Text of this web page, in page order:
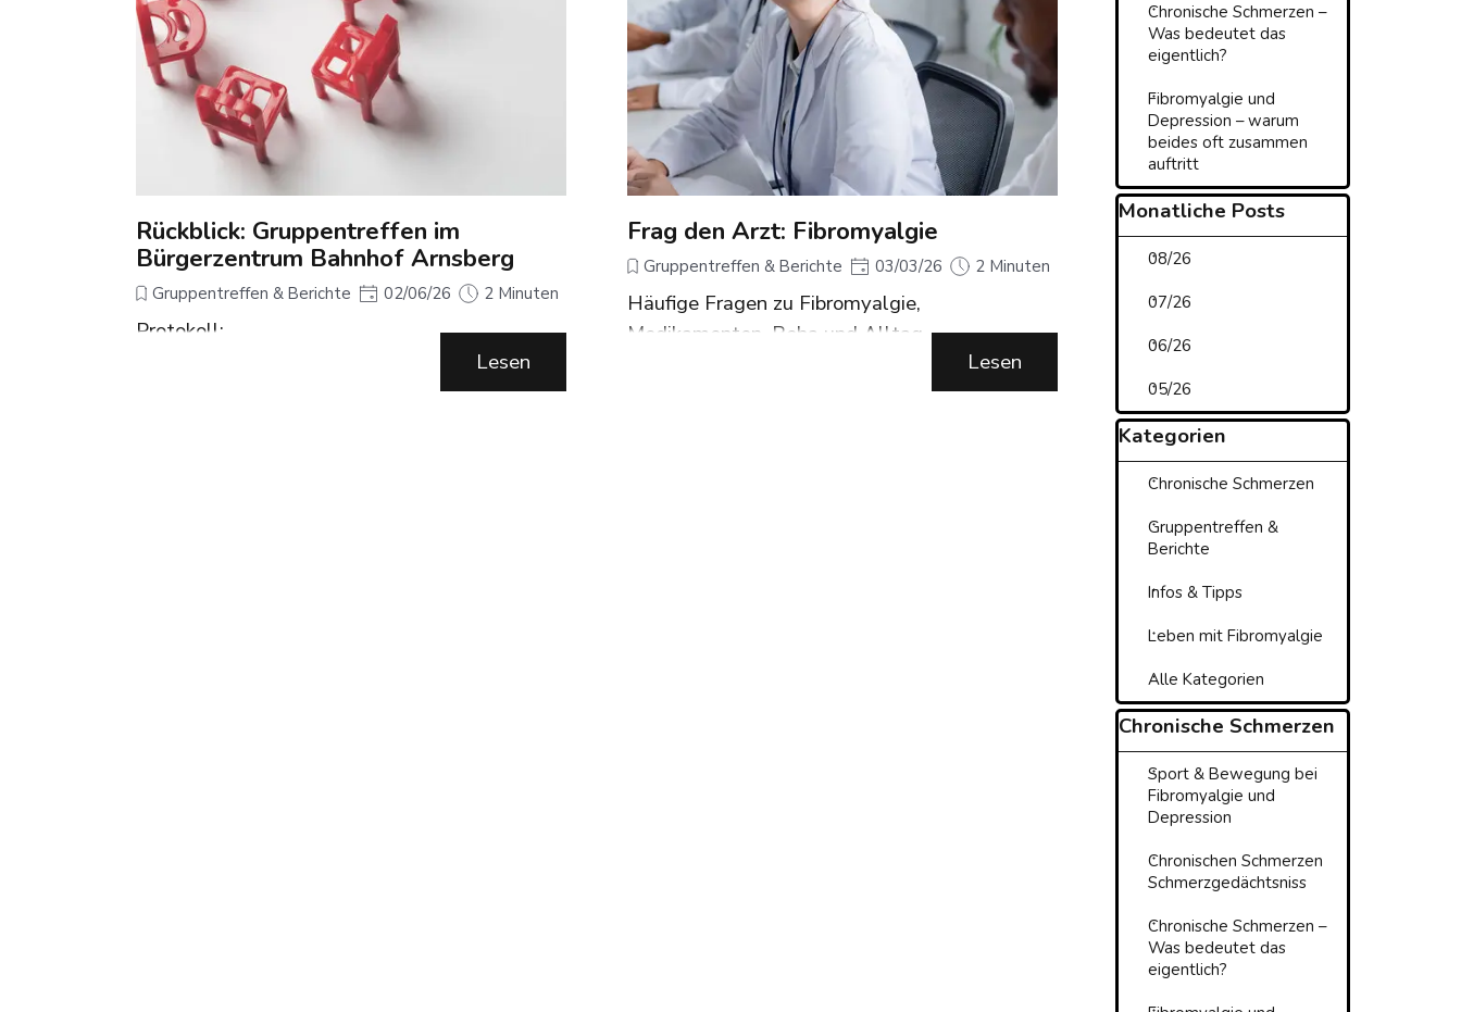
Rückblick: Gruppentreffen im
Bürgerzentrum Bahnhof Arnsberg
Gruppentreffen & Berichte 02/06/26 2 Minuten
Protokoll:
Fibromyalgie-Selbsthilfegruppe - 26.05.2026
Lesen
Frag den Arzt: Fibromyalgie
Gruppentreffen & Berichte 03/03/26 2 Minuten
Häufige Fragen zu Fibromyalgie,
Medikamenten, Reha und Alltag.
Lesen
Chronische Schmerzen –
Was bedeutet das
eigentlich?
Fibromyalgie und
Depression – warum
beides oft zusammen
auftritt
Block überspringen
Monatliche Posts
08/26
07/26
06/26
05/26
Block überspringen Kategorien
Kategorien
Chronische Schmerzen
Gruppentreffen &
Berichte
Infos & Tipps
Leben mit Fibromyalgie
Alle Kategorien
Block überspringen
Chronische Schmerzen
Sport & Bewegung bei
Fibromyalgie und
Depression
Chronischen Schmerzen
Schmerzgedächtsniss
Chronische Schmerzen –
Was bedeutet das
eigentlich?